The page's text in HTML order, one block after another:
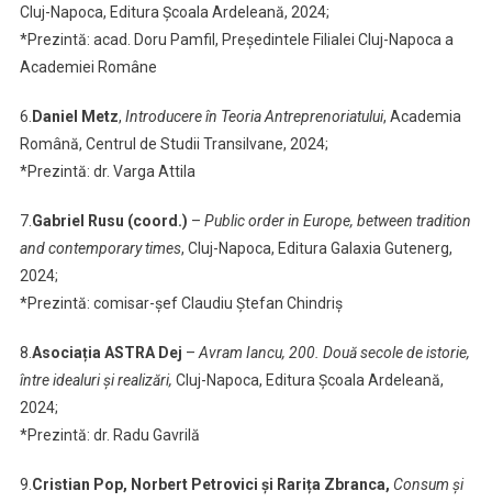
Cluj-Napoca, Editura Școala Ardeleană, 2024;
*Prezintă: acad. Doru Pamfil, Președintele Filialei Cluj-Napoca a
Academiei Române
6. Daniel Metz, Introducere în Teoria Antreprenoriatului, Academia
Română, Centrul de Studii Transilvane, 2024;
*Prezintă: dr. Varga Attila
7.Gabriel Rusu (coord.) – Public order in Europe, between tradition
and contemporary times, Cluj-Napoca, Editura Galaxia Gutenerg,
2024;
*Prezintă: comisar-șef Claudiu Ștefan Chindriș
8.Asociația ASTRA Dej –Avram Iancu, 200. Două secole de istorie,
între idealuri și realizări, Cluj-Napoca, Editura Școala Ardeleană,
2024;
*Prezintă: dr. Radu Gavrilă
9.Cristian Pop, Norbert Petrovici și Rarița Zbranca, Consum și